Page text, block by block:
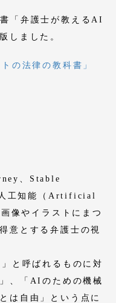
「弁護士が教えるAI
しました。
の法律の教科書」
、Stable
工知能（Artificial
像やイラストにまつ
意とする弁護士の視
と呼ばれるものに対
、「AIのための機械
は自由」という点に